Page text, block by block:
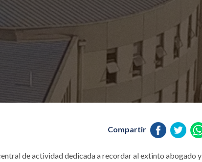
Compartir
de actividad dedicada a recordar al extinto abogado y